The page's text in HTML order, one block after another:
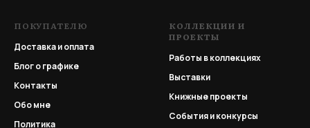
ПОКУПАТЕЛЮ
Доставка и оплата
Блог о графике
Контакты
Обо мне
Политика
КОЛЛЕКЦИИ И
ПРОЕКТЫ
Работы в коллекциях
Выставки
Книжные проекты
События и конкурсы